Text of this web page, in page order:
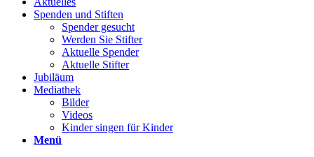
Spenden und Stiften
Spender gesucht
Werden Sie Stifter
Aktuelle Spender
Aktuelle Stifter
Jubiläum
Mediathek
Bilder
Videos
Kinder singen für Kinder
Menü